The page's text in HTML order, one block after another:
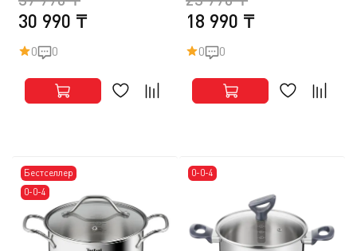
30 990 ₸
0 0
18 990 ₸
0 0
Бестселлер
0-0-4
0-0-4